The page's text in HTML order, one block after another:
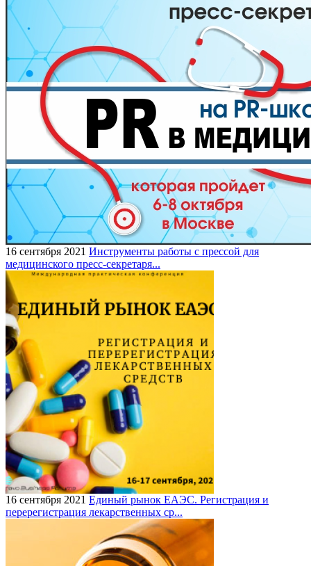
16 сентября 2021 Инструменты работы с прессой для
медицинского пресс-секретаря...
16 сентября 2021 Единый рынок ЕАЭС. Регистрация и
перерегистрация лекарственных ср...